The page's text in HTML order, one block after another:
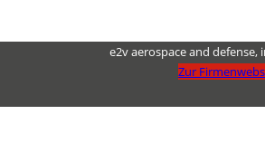
e2v aerospace and defense,
Zur